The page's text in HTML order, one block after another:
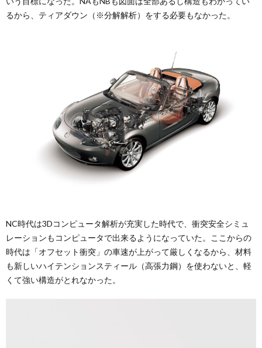
るから、ティアダウン（※分解解析）をする必要もなかった。
NC時代は3Dコンピュータ解析が充実した時代で、衝突安全シミュ
レーションもコンピュータで出来るようになっていた。ここからの
時代は「オフセット衝突」の車速が上がって厳しくなるから、材料
も新しいハイテンションスティール（高張力鋼）を使わないと、軽
くて強い構造がとれなかった。